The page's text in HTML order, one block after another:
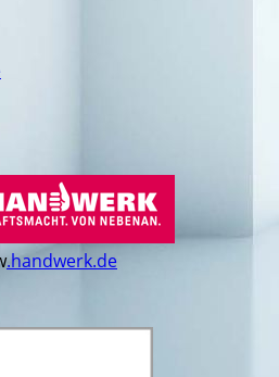
.handwerk.de